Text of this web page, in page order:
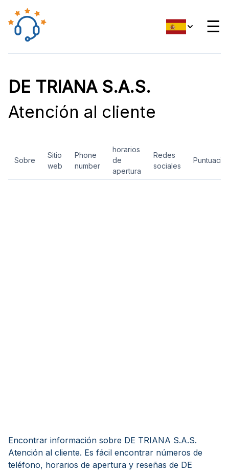
☰
DE TRIANA S.A.S.
Atención al cliente
Sobre
Sitio
web
Phone
number
horarios
de
apertura
Redes
sociales
Encontrar información sobre DE TRIANA S.A.S.
Atención al cliente. Es fácil encontrar números de
teléfono, horarios de apertura y reseñas de DE